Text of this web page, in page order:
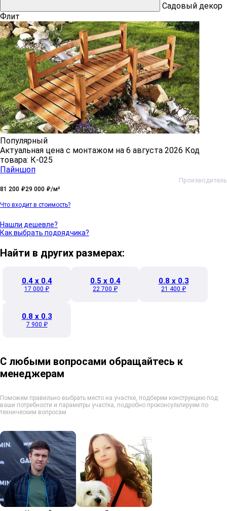
Садовый декор
Флит
Популярный
Актуальная цена c монтажом на 6 августа 2026 Код
товара: К-025
Пайншоп
Производитель
81 200 ₽29 000 ₽/м²
Что входит в стоимость?
Нашли дешевле?
Как выбрать подрядчика?
Найти в других размерах:
0.4 x 0.4
17 000 ₽
0.5 x 0.4
22 700 ₽
0.8 x 0.3
21 400 ₽
0.8 x 0.3
7 900 ₽
С любыми вопросами обращайтесь к
менеджерам
Поможем правильно выбрать место на участке, подберем конструкцию под
ваши потребности и параметры участка, подробно проконсультируем по
техническим вопросам